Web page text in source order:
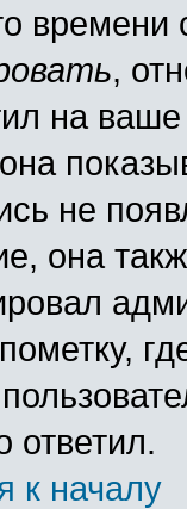
,
на
не
она
ответил.
к началу